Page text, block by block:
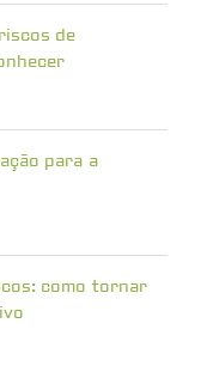
de
para a
como tornar